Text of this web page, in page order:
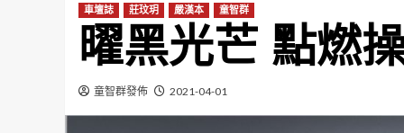
車壇誌 莊玟玥 嚴漢本 童智群
曜黑光芒 點燃
童智群發佈 2021-04-01